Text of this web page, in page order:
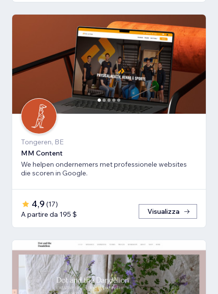
Tongeren, BE
MM Content
We helpen ondernemers met professionele websites
die scoren in Google.
4,9 (17)
A partire da 195 $
Visualizza